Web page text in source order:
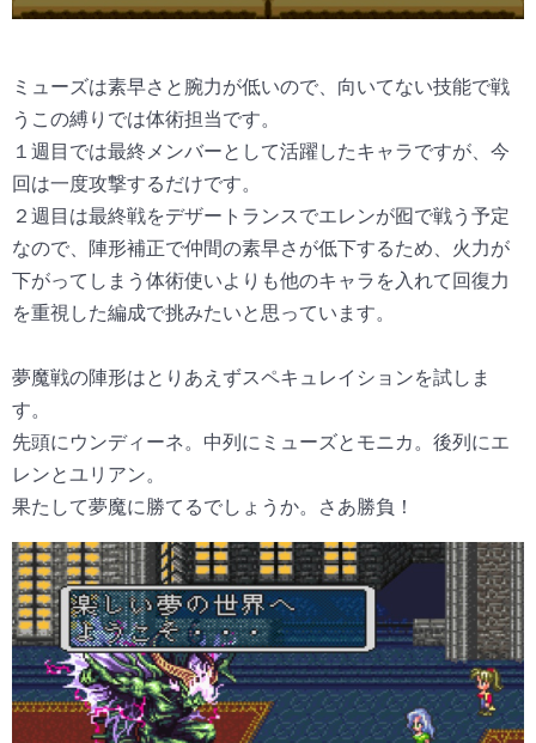
ミューズは素早さと腕力が低いので、向いてない技能で戦
うこの縛りでは体術担当です。
１週目では最終メンバーとして活躍したキャラですが、今
回は一度攻撃するだけです。
２週目は最終戦をデザートランスでエレンが囮で戦う予定
なので、陣形補正で仲間の素早さが低下するため、火力が
下がってしまう体術使いよりも他のキャラを入れて回復力
を重視した編成で挑みたいと思っています。
夢魔戦の陣形はとりあえずスペキュレイションを試しま
す。
先頭にウンディーネ。中列にミューズとモニカ。後列にエ
レンとユリアン。
果たして夢魔に勝てるでしょうか。さあ勝負！